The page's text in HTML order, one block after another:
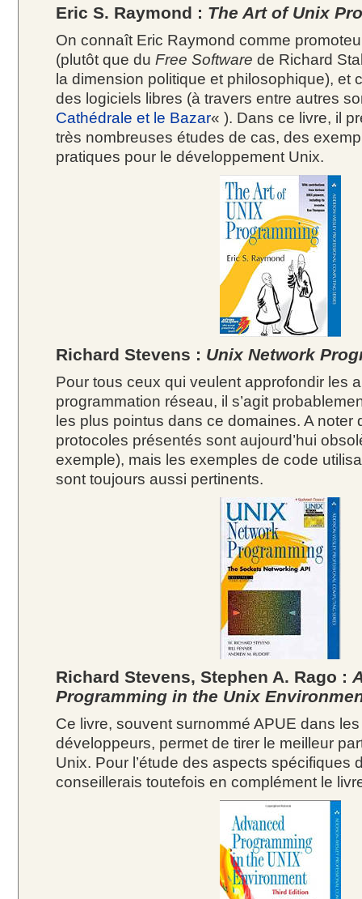
Eric S. Raymond : The Art of Unix
On connaît Eric Raymond comme
(plutôt que du Free Software de Richard
la dimension politique et philosophique), et
des logiciels libres (à travers entre autres
Cathédrale et le Bazar« ). Dans ce livre, il
très nombreuses études de cas, des
pratiques pour le développement Unix.
Richard Stevens : Unix Network
Pour tous ceux qui veulent approfondir les
programmation réseau, il s’agit
les plus pointus dans ce domaines. A noter
protocoles présentés sont aujourd’hui
exemple), mais les exemples de code
sont toujours aussi pertinents.
Richard Stevens, Stephen A. Rago :
Programming in the Unix
Ce livre, souvent surnommé APUE dans
développeurs, permet de tirer le meilleur
Unix. Pour l’étude des aspects spécifiques
conseillerais toutefois en complément le